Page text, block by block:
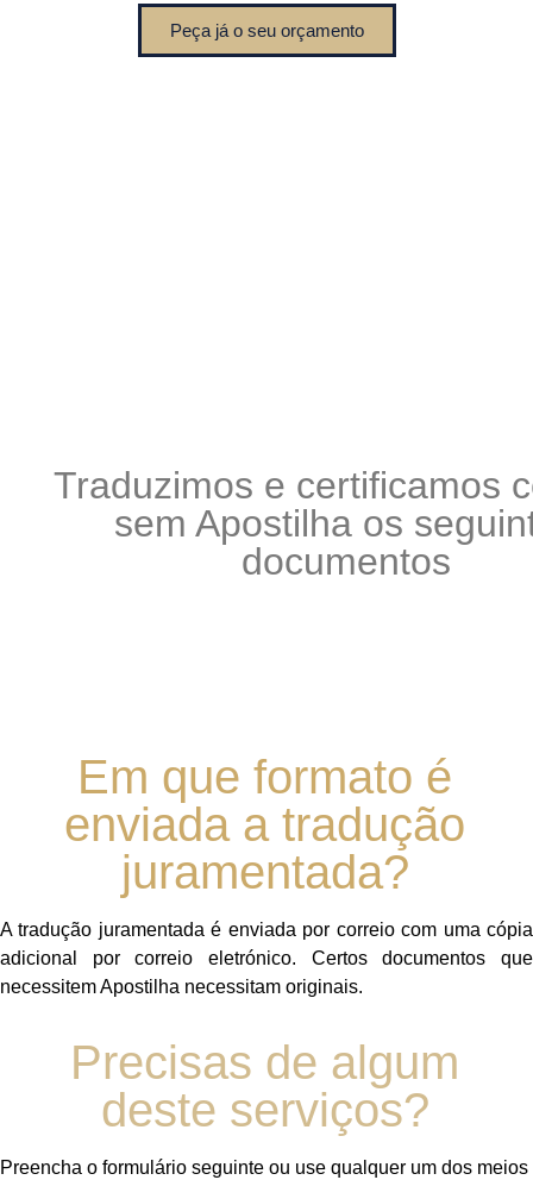
Peça já o seu orçamento
Traduzimos e certificamos
sem Apostilha os
documentos
Em que formato é
enviada a tradução
juramentada?
A tradução juramentada é enviada por correio com uma cópia
adicional por correio eletrónico. Certos documentos que
necessitem Apostilha necessitam originais.
Precisas de algum
deste serviços?
Preencha o formulário seguinte ou use qualquer um dos meios